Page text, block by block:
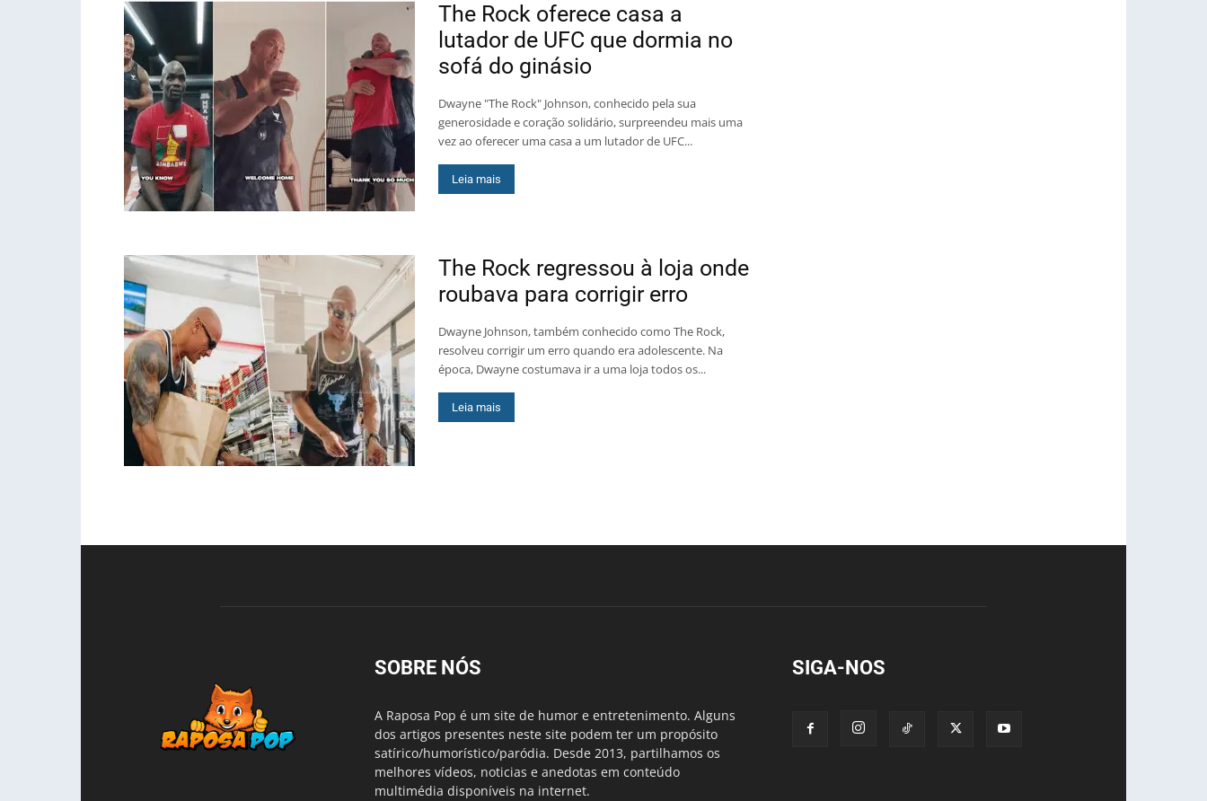
The Rock oferece casa a
lutador de UFC que dormia no
sofá do ginásio
Dwayne "The Rock" Johnson, conhecido pela sua
generosidade e coração solidário, surpreendeu mais uma
vez ao oferecer uma casa a um lutador de UFC...
Leia mais
The Rock regressou à loja onde
roubava para corrigir erro
Dwayne Johnson, também conhecido como The Rock,
resolveu corrigir um erro quando era adolescente. Na
época, Dwayne costumava ir a uma loja todos os...
Leia mais
SOBRE NÓS
A Raposa Pop é um site de humor e entretenimento. Alguns
dos artigos presentes neste site podem ter um propósito
satírico/humorístico/paródia. Desde 2013, partilhamos os
melhores vídeos, noticias e anedotas em conteúdo
multimédia disponíveis na internet.
SIGA-NOS